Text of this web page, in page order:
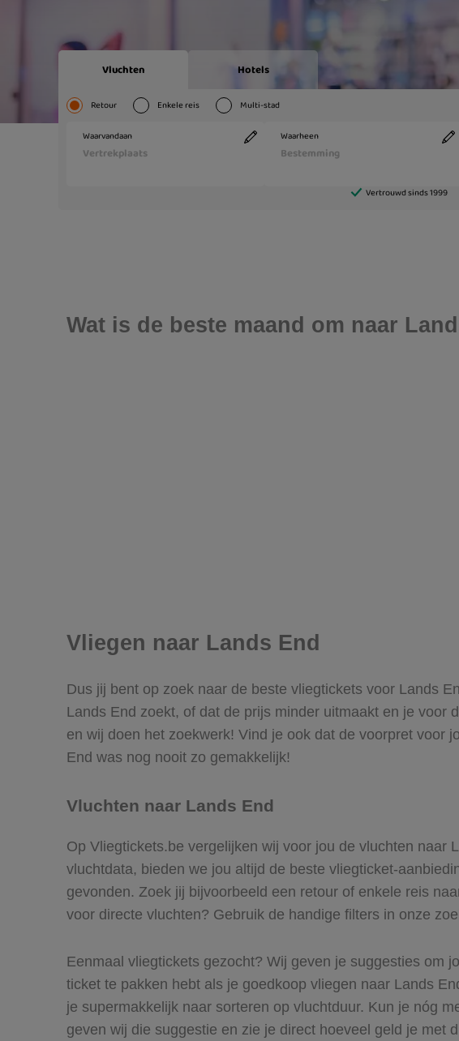
Wat is de beste maand om naar
Vliegen naar Lands End
Dus jij bent op zoek naar de beste vliegtickets voor Lands
Lands End zoekt, of dat de prijs minder uitmaakt en je voor
en wij doen het zoekwerk! Vind je ook dat de voorpret voor
End was nog nooit zo gemakkelijk!
Vluchten naar Lands End
Op Vliegtickets.be vergelijken wij voor jou de vluchten naar
vluchtdata, bieden we jou altijd de beste vliegticket-
gevonden. Zoek jij bijvoorbeeld een retour of enkele reis
voor directe vluchten? Gebruik de handige filters in onze
Eenmaal vliegtickets gezocht? Wij geven je suggesties om
ticket te pakken hebt als je goedkoop vliegen naar Lands
je supermakkelijk naar sorteren op vluchtduur. Kun je nóg
geven wij die suggestie en zie je direct hoeveel geld je met